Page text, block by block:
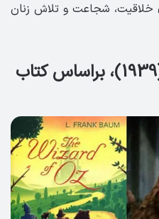
خلاقیت، شجاعت و تلاش زنان
6- فیلم جادگر شهر اُز (1939)، براساس کتاب